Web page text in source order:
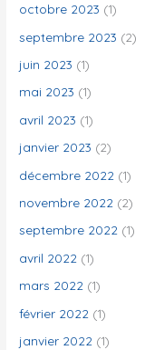
octobre 2023 (1)
septembre 2023 (2)
juin 2023 (1)
mai 2023 (1)
avril 2023 (1)
janvier 2023 (2)
décembre 2022 (1)
novembre 2022 (2)
septembre 2022 (1)
avril 2022 (1)
mars 2022 (1)
février 2022 (1)
janvier 2022 (1)